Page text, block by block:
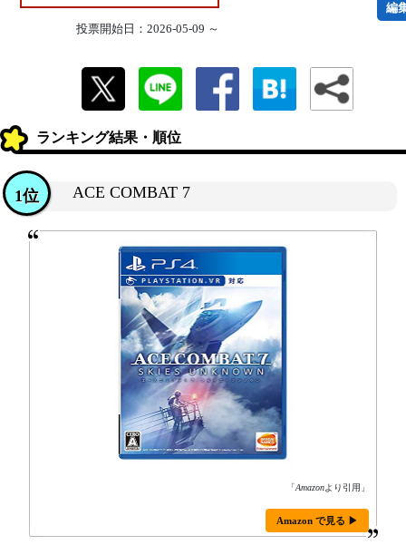
投票開始日：2026-05-09 ～
編
ランキング結果・順位
ACE COMBAT 7
1位
「Amazonより引用」
Amazon で見る ▶